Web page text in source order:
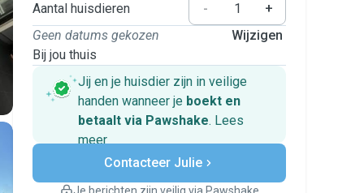
Aantal huisdieren -
+
Geen datums gekozen
Bij jou thuis
Wijzigen
Jij en je huisdier zijn in veilige
handen wanneer je boekt en
betaalt via Pawshake. Lees
meer
Veilig betalen
Hulp als plannen veranderen
Contacteer Julie